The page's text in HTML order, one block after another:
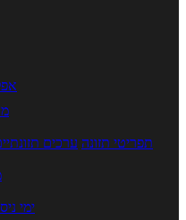
תפריטי תזונה ערכים
5 ימי